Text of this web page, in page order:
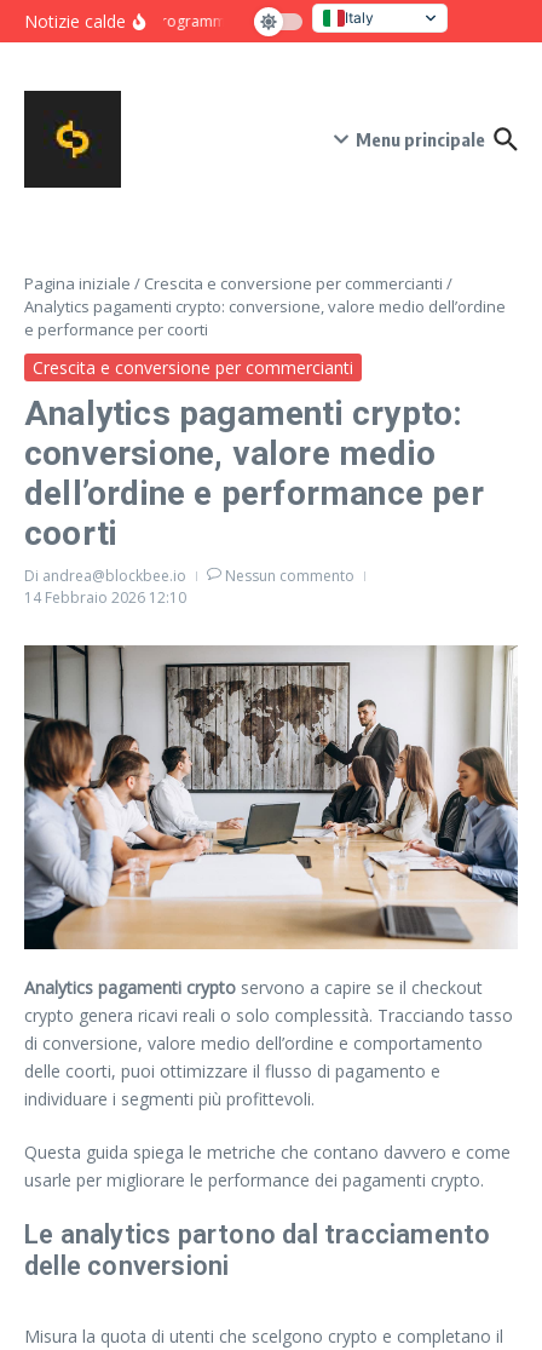
Salta al contenuto
Notizie calde Programma intensivo di novanta giorni per crescita e
Italy
United States
Menu principale
Pagina iniziale / Crescita e conversione per commercianti /
Analytics pagamenti crypto: conversione, valore medio dell’ordine
e performance per coorti
Crescita e conversione per commercianti
Analytics pagamenti crypto:
conversione, valore medio
dell’ordine e performance per
coorti
Di andrea@blockbee.io
Nessun commento
14 Febbraio 2026 12:10
Analytics pagamenti crypto servono a capire se il checkout
crypto genera ricavi reali o solo complessità. Tracciando tasso
di conversione, valore medio dell’ordine e comportamento
delle coorti, puoi ottimizzare il flusso di pagamento e
individuare i segmenti più profittevoli.
Questa guida spiega le metriche che contano davvero e come
usarle per migliorare le performance dei pagamenti crypto.
Le analytics partono dal tracciamento
delle conversioni
Misura la quota di utenti che scelgono crypto e completano il